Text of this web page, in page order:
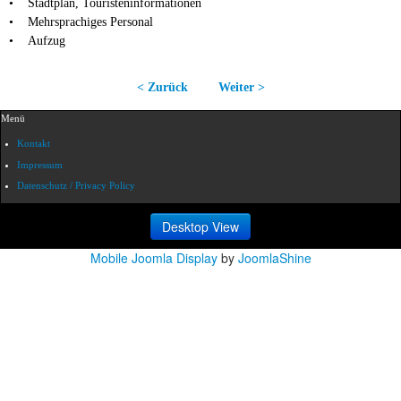
• Stadtplan, Touristeninformationen
• Mehrsprachiges Personal
• Aufzug
< Zurück Weiter >
Menü
Kontakt
Impressum
Datenschutz / Privacy Policy
Desktop View
Mobile Joomla Displayby JoomlaShine